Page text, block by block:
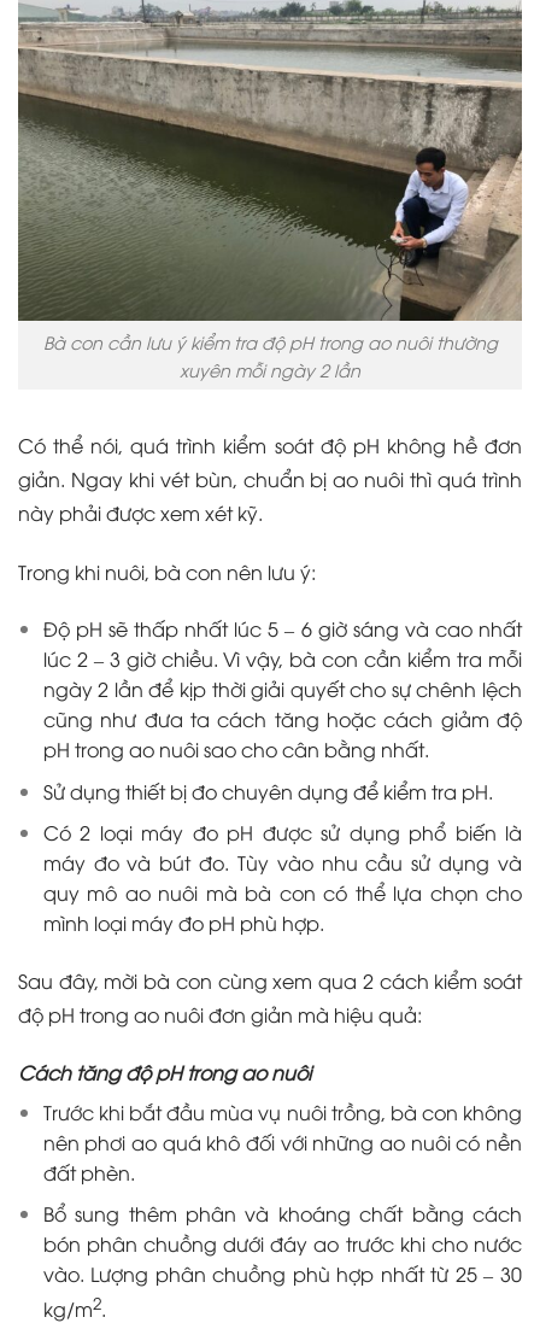
Bà con cần lưu ý kiểm tra độ pH trong ao nuôi thường
xuyên mỗi ngày 2 lần
Có thể nói, quá trình kiểm soát độ pH không hề đơn
giản. Ngay khi vét bùn, chuẩn bị ao nuôi thì quá trình
này phải được xem xét kỹ.
Trong khi nuôi, bà con nên lưu ý:
Độ pH sẽ thấp nhất lúc 5– 6 giờ sáng và cao nhất
lúc 2 – 3 giờ chiều. Vì vậy, bà con cần kiểm tra mỗi
ngày 2 lần để kịp thời giải quyết cho sự chênh lệch
cũng như đưa ta cách tăng hoặc cách giảm độ
pH trong ao nuôi sao cho cân bằng nhất.
Sử dụng thiết bị đo chuyên dụng để kiểm tra pH.
Có 2 loại máy đo pH được sử dụng phổ biến là
máy đo và bút đo. Tùy vào nhu cầu sử dụng và
quy mô ao nuôi mà bà con có thể lựa chọn cho
mình loại máy đo pH phù hợp.
Sau đây, mời bà con cùng xem qua 2 cách kiểm soát
độ pH trong ao nuôi đơn giản mà hiệu quả:
Cách tăng độ pH trong ao nuôi
Trước khi bắt đầu mùa vụ nuôi trồng, bà con không
nên phơi ao quá khô đối với những ao nuôi có nền
đất phèn.
Bổ sung thêm phân và khoáng chất bằng cách
bón phân chuồng dưới đáy ao trước khi cho nước
vào. Lượng phân chuồng phù hợp nhất từ 25– 30
kg/m2.